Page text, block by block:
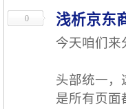
0 浅析京东
今天咱们来
头部统一，
是所有页面